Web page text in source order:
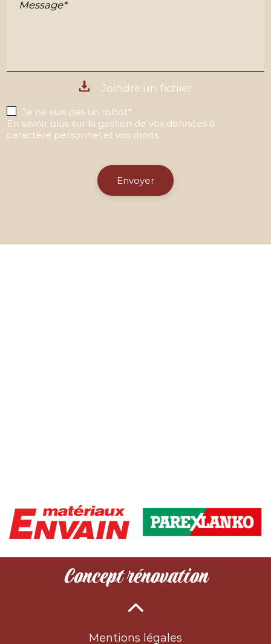
Message*
Joindre un fichier
Je ne suis pas un robot*
En savoir plus sur la gestion de vos données à
caractère personnel et vos droits
Envoyer
Concept rénovation
Mentions légales